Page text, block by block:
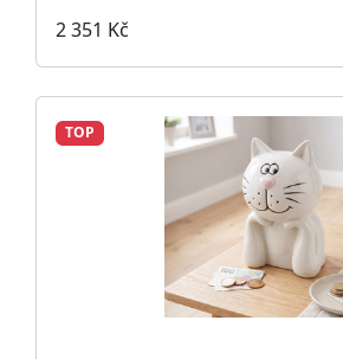
2 351 Kč
TOP